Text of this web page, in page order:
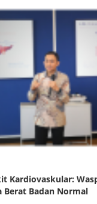
Kardiovaskular:
Berat Badan Normal